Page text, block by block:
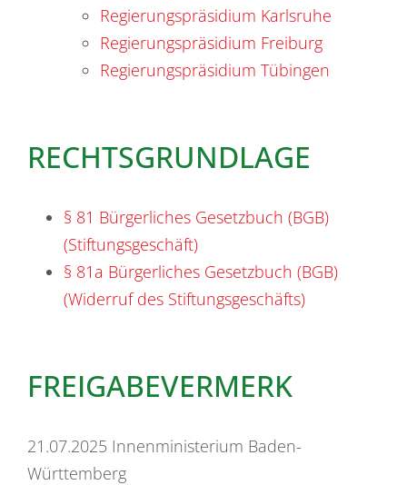
Regierungspräsidium Karlsruhe
Regierungspräsidium Freiburg
Regierungspräsidium Tübingen
RECHTSGRUNDLAGE
§ 81 Bürgerliches Gesetzbuch (BGB)
(Stiftungsgeschäft)
§ 81a Bürgerliches Gesetzbuch (BGB)
(Widerruf des Stiftungsgeschäfts)
FREIGABEVERMERK
21.07.2025 Innenministerium Baden-
Württemberg